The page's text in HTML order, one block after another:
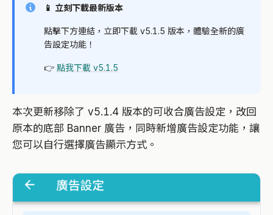
📱 立刻下載最新版本
點擊下方連結，立即下載 v5.1.5 版本，體驗全新的廣
告設定功能！
👉 點我下載 v5.1.5
本次更新移除了 v5.1.4 版本的可收合廣告設定，改回
原本的底部 Banner 廣告，同時新增廣告設定功能，讓
您可以自行選擇廣告顯示方式。